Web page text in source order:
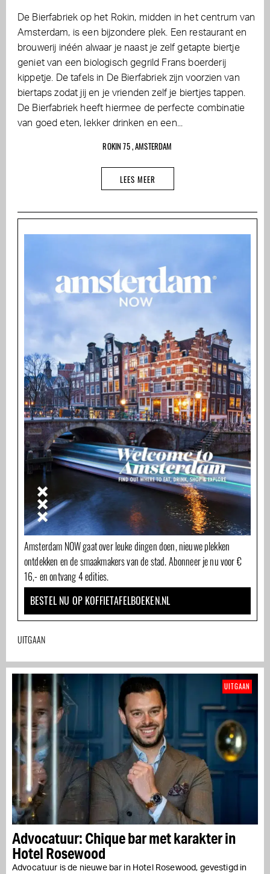
De Bierfabriek op het Rokin, midden in het centrum van
Amsterdam, is een bijzondere plek. Een restaurant en
brouwerij inéén alwaar je naast je zelf getapte biertje
geniet van een biologisch gegrild Frans boerderij
kippetje. De tafels in De Bierfabriek zijn voorzien van
biertaps zodat jij en je vrienden zelf je biertjes tappen.
De Bierfabriek heeft hiermee de perfecte combinatie
van goed eten, lekker drinken en een...
ROKIN 75 , AMSTERDAM
LEES MEER
Amsterdam NOW gaat over leuke dingen doen, nieuwe plekken
ontdekken en de smaakmakers van de stad. Abonneer je nu voor €
16,- en ontvang 4 edities.
BESTEL NU OP KOFFIETAFELBOEKEN.NL
UITGAAN
Advocatuur: Chique bar met karakter in
Hotel Rosewood
Advocatuur is de nieuwe bar in Hotel Rosewood, gevestigd in
UITGAAN